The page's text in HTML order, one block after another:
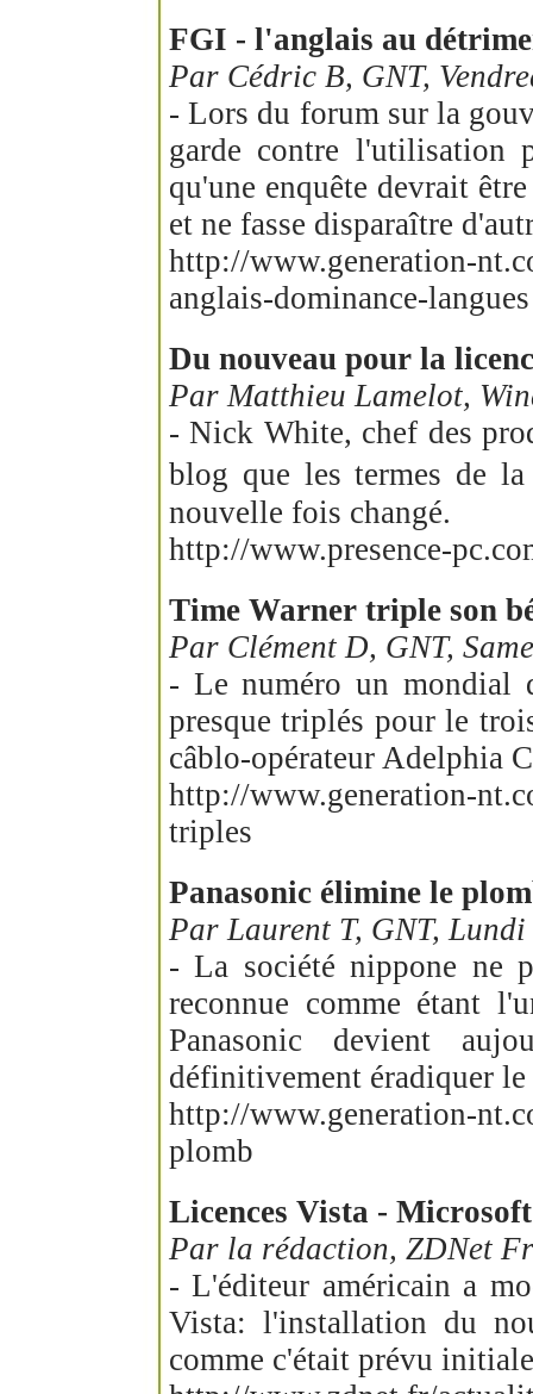
FGI - l'anglais au
Par Cédric B, GNT,
- Lors du forum sur la
garde contre l'utilisation
qu'une enquête devrait
et ne fasse disparaître
http://www.generation-
anglais-dominance-langues
Du nouveau pour la
Par Matthieu Lamelot,
- Nick White, chef des
blog que les termes de
nouvelle fois changé.
http://www.presence-
Time Warner triple son
Par Clément D, GNT,
- Le numéro un mondial
presque triplés pour le
câblo-opérateur Adelphia
http://www.generation-
triples
Panasonic élimine le
Par Laurent T, GNT,
- La société nippone ne
reconnue comme étant
Panasonic devient
définitivement éradiquer
http://www.generation-
plomb
Licences Vista -
Par la rédaction, ZDNet
- L'éditeur américain a
Vista: l'installation du
comme c'était prévu